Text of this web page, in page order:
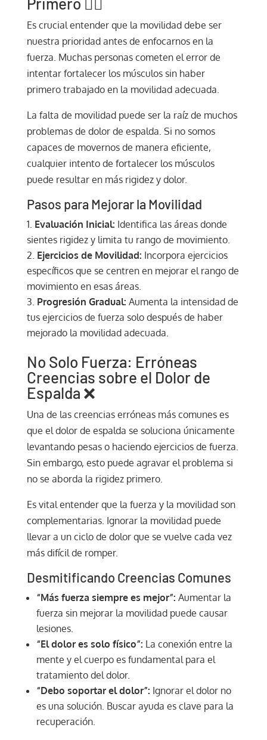
Es crucial entender que la movilidad debe ser
nuestra prioridad antes de enfocarnos en la
fuerza. Muchas personas cometen el error de
intentar fortalecer los músculos sin haber
primero trabajado en la movilidad adecuada.
La falta de movilidad puede ser la raíz de muchos
problemas de dolor de espalda. Si no somos
capaces de movernos de manera eficiente,
cualquier intento de fortalecer los músculos
puede resultar en más rigidez y dolor.
Pasos para Mejorar la Movilidad
Evaluación Inicial: Identifica las áreas donde
sientes rigidez y limita tu rango de movimiento.
Ejercicios de Movilidad: Incorpora ejercicios
específicos que se centren en mejorar el rango de
movimiento en esas áreas.
Progresión Gradual: Aumenta la intensidad de
tus ejercicios de fuerza solo después de haber
mejorado la movilidad adecuada.
No Solo Fuerza: Erróneas
Creencias sobre el Dolor de
Espalda ❌
Una de las creencias erróneas más comunes es
que el dolor de espalda se soluciona únicamente
levantando pesas o haciendo ejercicios de fuerza.
Sin embargo, esto puede agravar el problema si
no se aborda la rigidez primero.
Es vital entender que la fuerza y la movilidad son
complementarias. Ignorar la movilidad puede
llevar a un ciclo de dolor que se vuelve cada vez
más difícil de romper.
Desmitificando Creencias Comunes
“Más fuerza siempre es mejor”: Aumentar la
fuerza sin mejorar la movilidad puede causar
lesiones.
“El dolor es solo físico”: La conexión entre la
mente y el cuerpo es fundamental para el
tratamiento del dolor.
“Debo soportar el dolor”: Ignorar el dolor no
es una solución. Buscar ayuda es clave para la
recuperación.